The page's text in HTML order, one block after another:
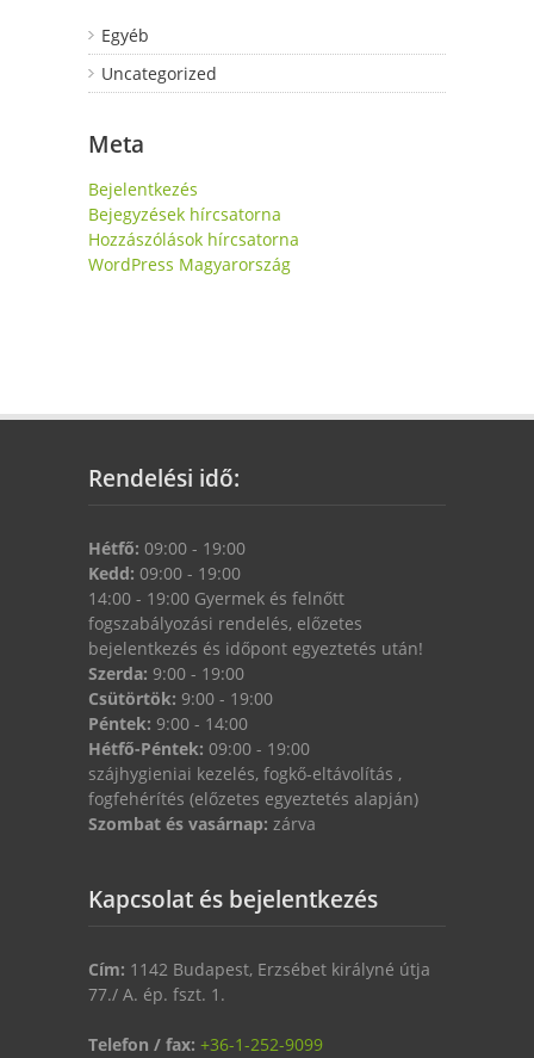
Egyéb
Uncategorized
Meta
Bejelentkezés
Bejegyzések hírcsatorna
Hozzászólások hírcsatorna
WordPress Magyarország
Rendelési idő:
Hétfő: 09:00 - 19:00
Kedd: 09:00 - 19:00
14:00 - 19:00 Gyermek és felnőtt
fogszabályozási rendelés, előzetes
bejelentkezés és időpont egyeztetés után!
Szerda: 9:00 - 19:00
Csütörtök: 9:00 - 19:00
Péntek: 9:00 - 14:00
Hétfő-Péntek: 09:00 - 19:00
szájhygieniai kezelés, fogkő-eltávolítás ,
fogfehérítés (előzetes egyeztetés alapján)
Szombat és vasárnap: zárva
Kapcsolat és bejelentkezés
Cím: 1142 Budapest, Erzsébet királyné útja
77./ A. ép. fszt. 1.
Telefon / fax: +36-1-252-9099